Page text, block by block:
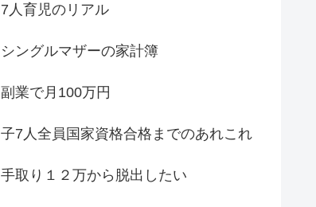
7人育児のリアル
シングルマザーの家計簿
副業で月100万円
子7人全員国家資格合格までのあれこれ
手取り１２万から脱出したい